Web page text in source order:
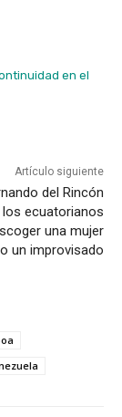
en el
Artículo siguiente
del Rincón
ecuatorianos
una mujer
un improvisado